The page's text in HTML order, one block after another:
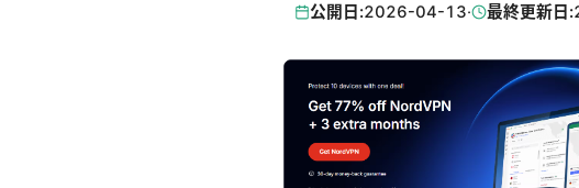
公開日:2026-04-13· 最終更新日: